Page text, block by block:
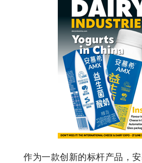
作为一款创新的标杆产品，